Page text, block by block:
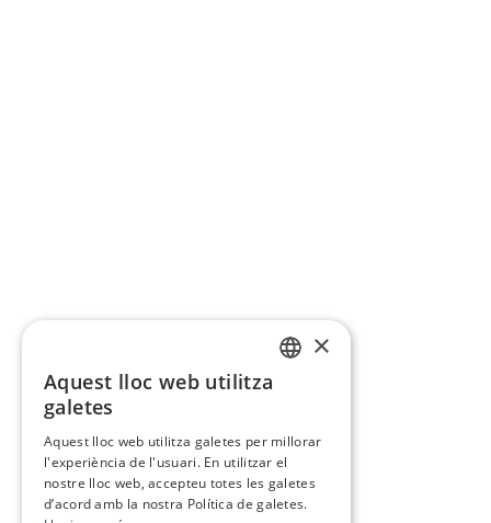
×
Aquest lloc web utilitza
galetes
Aquest lloc web utilitza galetes per millorar
l'experiència de l'usuari. En utilitzar el
nostre lloc web, accepteu totes les galetes
d’acord amb la nostra Política de galetes.